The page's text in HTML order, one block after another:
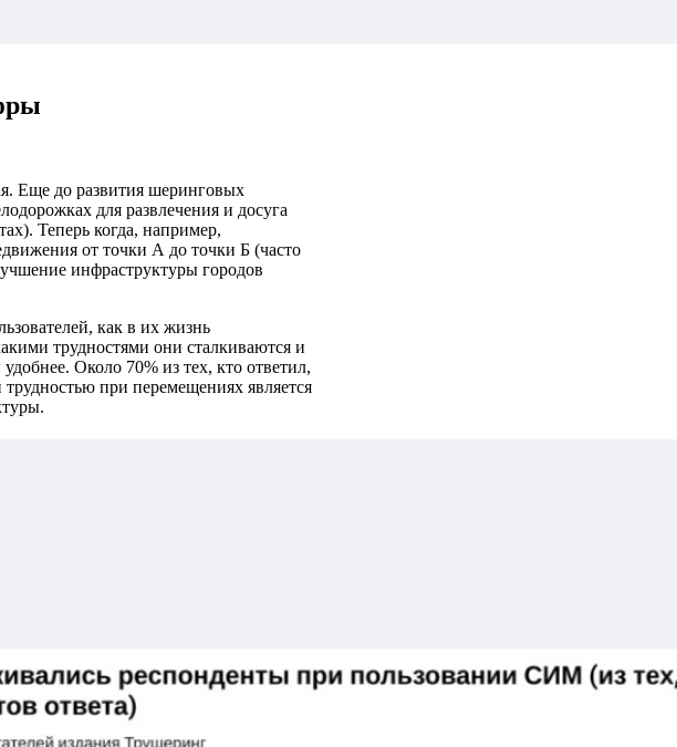
Еще до развития шеринговых
для развлечения и досуга
Теперь когда, например,
от точки А до точки Б (часто
инфраструктуры городов
как в их жизнь
трудностями они сталкиваются и
Около 70% из тех, кто ответил,
при перемещениях является